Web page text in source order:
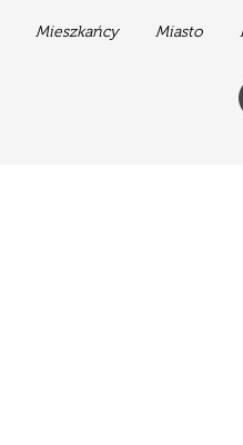
Mieszkańcy Miasto